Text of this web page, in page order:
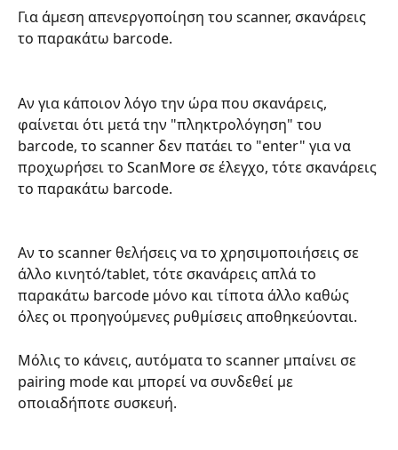
Για άμεση απενεργοποίηση του scanner, σκανάρεις
το παρακάτω barcode.
Αν για κάποιον λόγο την ώρα που σκανάρεις,
φαίνεται ότι μετά την "πληκτρολόγηση" του
barcode, το scanner δεν πατάει το "enter" για να
προχωρήσει το ScanMore σε έλεγχο, τότε σκανάρεις
το παρακάτω barcode.
Αν το scanner θελήσεις να το χρησιμοποιήσεις σε
άλλο κινητό/tablet, τότε σκανάρεις απλά το
παρακάτω barcode μόνο και τίποτα άλλο καθώς
όλες οι προηγούμενες ρυθμίσεις αποθηκεύονται.
Μόλις το κάνεις, αυτόματα το scanner μπαίνει σε
pairing mode και μπορεί να συνδεθεί με
οποιαδήποτε συσκευή.